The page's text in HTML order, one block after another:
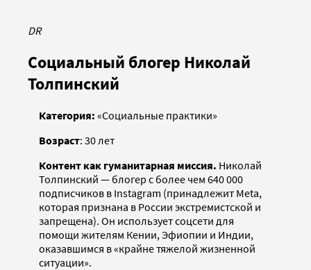
DR
Социальный блогер Николай
Толпинский
Категория: «Социальные практики»
Возраст: 30 лет
Контент как гуманитарная миссия. Николай
Толпинский — блогер с более чем 640 000
подписчиков в Instagram (принадлежит Meta,
которая признана в России экстремистской и
запрещена). Он использует соцсети для
помощи жителям Кении, Эфиопии и Индии,
оказавшимся в «крайне тяжелой жизненной
ситуации».